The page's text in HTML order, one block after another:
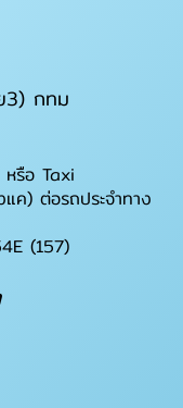
3) กทม
หรือ Taxi
แค) ต่อรถประจำทาง
(157)